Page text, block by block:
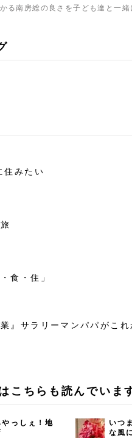
る南房総の良さを子ども達と一
住みたい
食・住」
』サラリーマンパパがこ
こちらも読んでいま
っしぇ！地
いつ
な風